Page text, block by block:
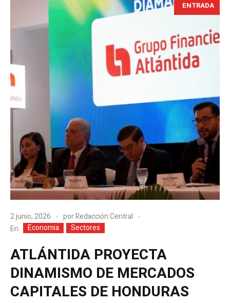
ENTRADA
2 junio, 2026 porRedacción Central
En
Economia Sectores
ATLÁNTIDA PROYECTA
DINAMISMO DE MERCADOS
CAPITALES DE HONDURAS